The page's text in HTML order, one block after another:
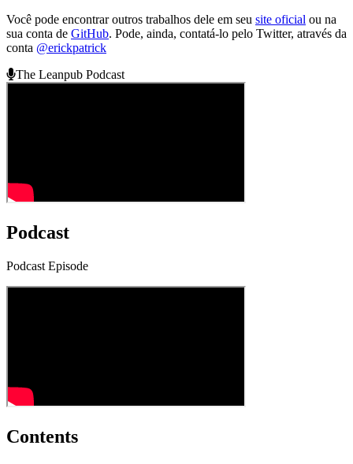
Você pode encontrar outros trabalhos dele em seu site oficial ou na
sua conta de GitHub. Pode, ainda, contatá-lo pelo Twitter, através da
conta @erickpatrick
The Leanpub Podcast
Podcast
Podcast Episode
Contents